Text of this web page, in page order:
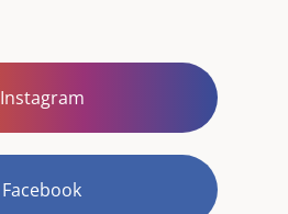
Instagram
Facebook